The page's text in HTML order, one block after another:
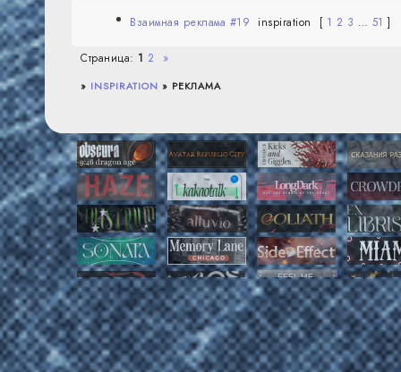
Взаимная реклама #19 inspiration [ 1 2 3 … 51 ]
Страница: 1 2 »
» INSPIRATION » РЕКЛАМА